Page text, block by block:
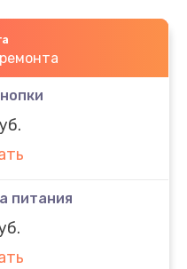
питания